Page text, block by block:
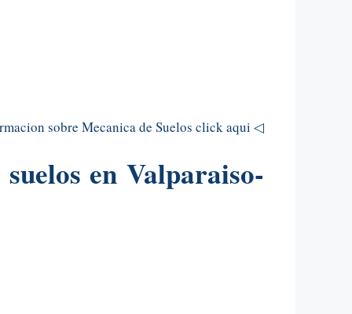
sobre Mecanica de Suelos click aqui ◁
en Valparaiso-